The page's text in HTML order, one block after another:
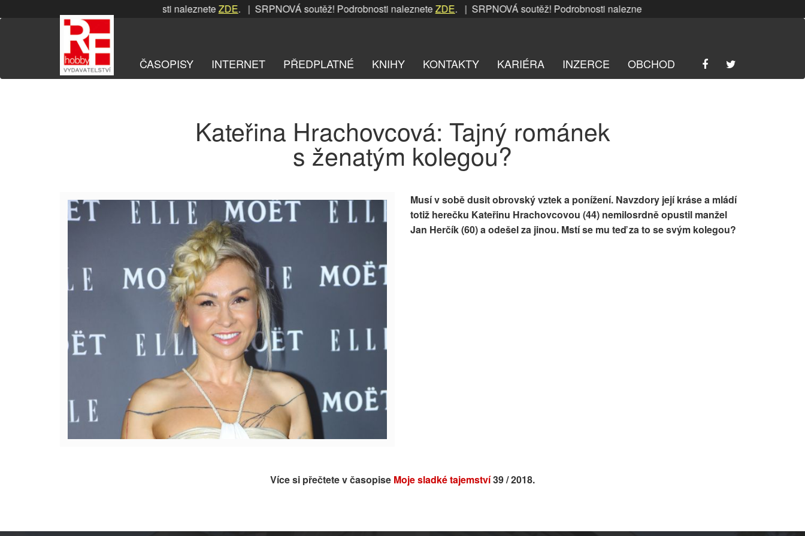
na
SRPNOVÁ soutěž! Podrobnosti nalezneteZDE. | SRPNOVÁ soutěž! Podrobnosti nalezneteZDE. | SRPNOVÁ soutěž! Podrobnosti nalezneteZDE
ČASOPISY INTERNET PŘEDPLATNÉ KNIHY KONTAKTY KARIÉRA INZERCE OBCHOD
Kateřina Hrachovcová: Tajný románek
s ženatým kolegou?
Musí v sobě dusit obrovský vztek a ponížení. Navzdory její kráse a mládí
totiž herečku Kateřinu Hrachovcovou (44) nemilosrdně opustil manžel
Jan Herčík (60) a odešel za jinou. Mstí se mu teď za to se svým kolegou?
Více si přečtete v časopise Moje sladké tajemství39 / 2018.